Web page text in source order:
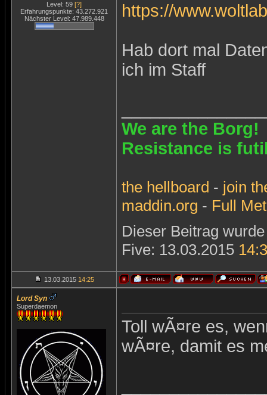
Level: 59 [?]
Erfahrungspunkte: 43.272.921
Nächster Level: 47.989.448
https://
Hab dort mal
ich im Staff
We are the Borg!
Resistance is
the hellboard - join
maddin.org - Full
Dieser Beitrag
Five: 13.03.2015
13.03.2015 14:25
Lord Syn
Superdaemon
Toll wÃ¤re es,
wÃ¤re, damit es